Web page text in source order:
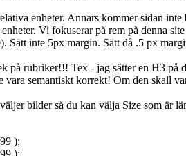
enheter. Annars kommer sidan
Vi fokuserar på rem på denna
Sätt inte 5px margin. Sätt då .5 px
på rubriker!!! Tex - jag sätter en H3
vara semantiskt korrekt! Om den skall
bilder så du kan välja Size som är
);